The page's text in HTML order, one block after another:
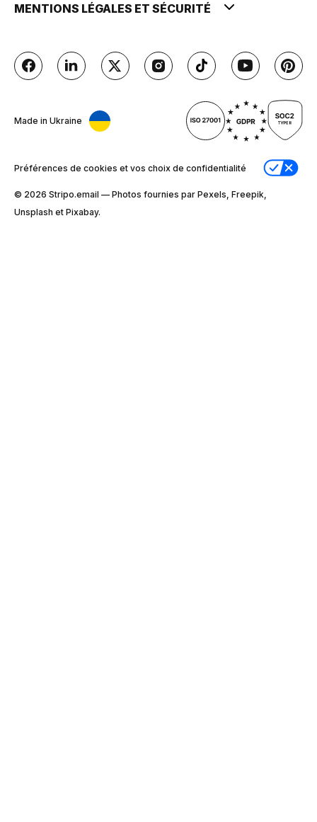
MENTIONS LÉGALES ET SÉCURITÉ
Made in Ukraine
Préférences de cookies et vos choix de confidentialité
© 2026 Stripо.email — Photos fournies par Pexels, Freepik,
Unsplash et Pixabay.